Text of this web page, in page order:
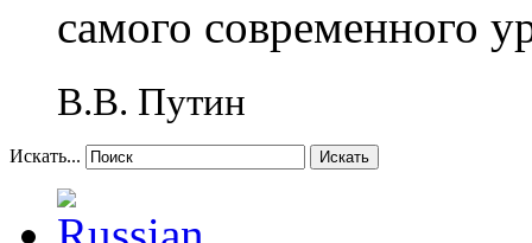
самого современного
В.В. Путин
Искать... Искать